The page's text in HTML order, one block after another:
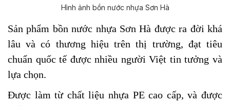
Hình ảnh bồn nước nhựa Sơn Hà
Sản phẩm bồn nước nhựa Sơn Hà được ra đời khá
lâu và có thương hiệu trên thị trường, đạt tiêu
chuẩn quốc tế được nhiều người Việt tin tưởng và
lựa chọn.
Được làm từ chất liệu nhựa PE cao cấp, và được